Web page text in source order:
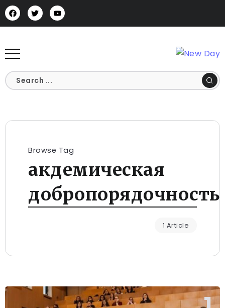
Browse Tag
акдемическая
добропорядочность
1 Article